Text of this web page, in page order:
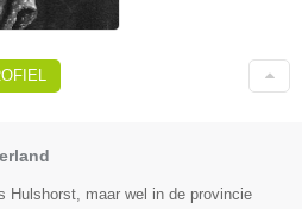
Hulshorst, maar wel in de provincie